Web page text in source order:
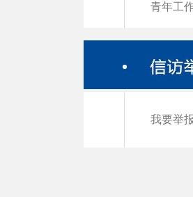
青年工
我要举